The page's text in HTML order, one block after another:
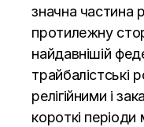
значна частина
протилежну
найдавнішій
трайбалістські
релігійними і
короткі